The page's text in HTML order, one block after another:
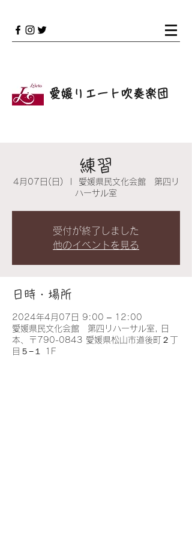
愛媛リエート吹奏楽団
練習
4月07日(日)
愛媛県民文化会館 第四リ
ハーサル室
受付が終了しました
他のイベントを見る
日時・場所
2024年4月07日 9:00 – 12:00
愛媛県民文化会館 第四リハーサル室, 日
本、〒790-0843 愛媛県松山市道後町２丁
目５−１ 1F